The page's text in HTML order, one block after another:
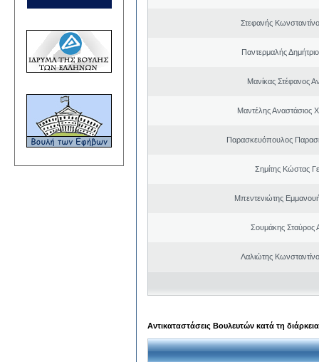
Στεφανής
Παντερμαλής
Μανίκας Στέφανος
Μαντέλης Αναστάσιος
Παρασκευόπουλος
Σημίτης Κώστας
Μπεντενιώτης
Σουμάκης Σταύρος
Λαλιώτης
Αντικαταστάσεις Βουλευτών κατά τη